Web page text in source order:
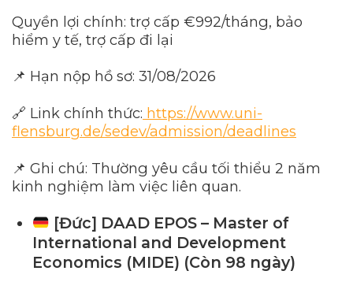
Quyền lợi chính: trợ cấp €992/tháng, bảo
hiểm y tế, trợ cấp đi lại
📌 Hạn nộp hồ sơ: 31/08/2026
🔗 Link chính thức: https://www.uni-
flensburg.de/sedev/admission/deadlines
📌 Ghi chú: Thường yêu cầu tối thiểu 2 năm
kinh nghiệm làm việc liên quan.
[Đức] DAAD EPOS – Master of
International and Development
Economics (MIDE) (Còn 98 ngày)